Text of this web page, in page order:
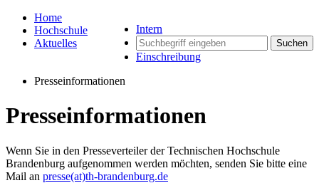
Intern
Suchen
Einschreibung
Home
Hochschule
Aktuelles
Presseinformationen
Presseinformationen
Wenn Sie in den Presseverteiler der Technischen Hochschule
Brandenburg aufgenommen werden möchten, senden Sie bitte eine
Mail an presse(at)th-brandenburg.de